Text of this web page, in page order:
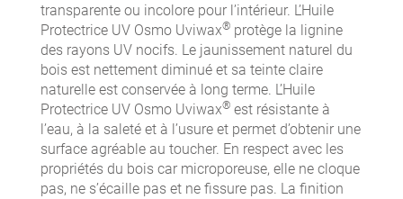
transparente ou incolore pour l’intérieur. L’Huile
Protectrice UV Osmo Uviwax® protège la lignine
des rayons UV nocifs. Le jaunissement naturel du
bois est nettement diminué et sa teinte claire
naturelle est conservée à long terme. L’Huile
Protectrice UV Osmo Uviwax® est résistante à
l’eau, à la saleté et à l’usure et permet d’obtenir une
surface agréable au toucher. En respect avec les
propriétés du bois car microporeuse, elle ne cloque
pas, ne s’écaille pas et ne fissure pas. La finition